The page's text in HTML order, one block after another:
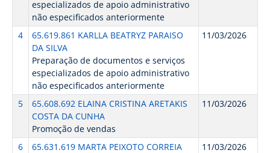
especializados de apoio administrativo
não especificados anteriormente
4
65.619.861 KARLLA BEATRYZ PARAISO
DA SILVA
Preparação de documentos e serviços
especializados de apoio administrativo
não especificados anteriormente
11/03/2026
5
65.608.692 ELAINA CRISTINA ARETAKIS
COSTA DA CUNHA
Promoção de vendas
11/03/2026
6
65.631.619 MARTA PEIXOTO CORREIA
11/03/2026